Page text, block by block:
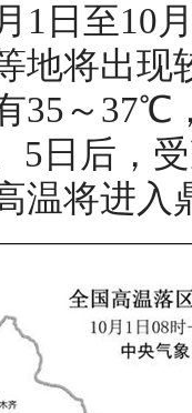
1日至10
地将出现
35～37℃
5日后，
温将进入